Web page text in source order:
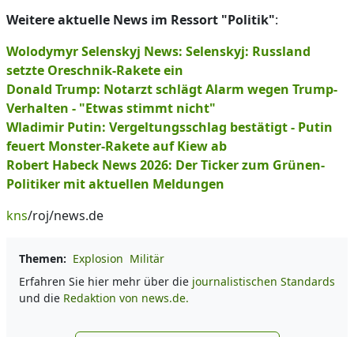
Weitere aktuelle News im Ressort "Politik":
Wolodymyr Selenskyj News: Selenskyj: Russland
setzte Oreschnik-Rakete ein
Donald Trump: Notarzt schlägt Alarm wegen Trump-
Verhalten - "Etwas stimmt nicht"
Wladimir Putin: Vergeltungsschlag bestätigt - Putin
feuert Monster-Rakete auf Kiew ab
Robert Habeck News 2026: Der Ticker zum Grünen-
Politiker mit aktuellen Meldungen
kns/roj/news.de
Themen: Explosion Militär
Erfahren Sie hier mehr über die journalistischen Standards
und die Redaktion von news.de.